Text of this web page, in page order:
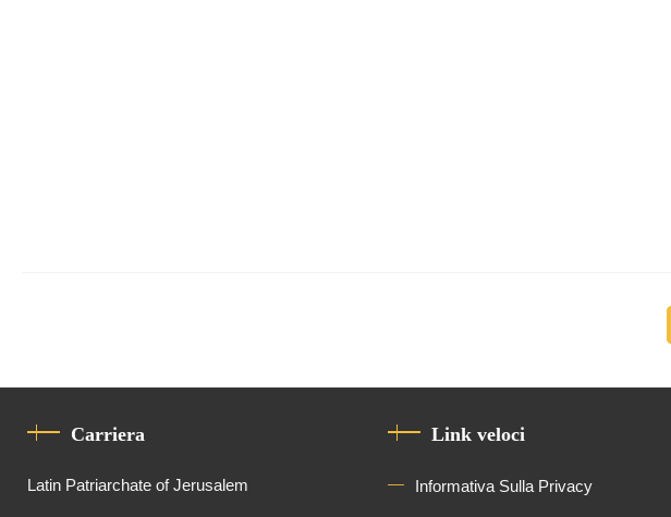
Carriera
Latin Patriarchate of Jerusalem
Link veloci
Informativa Sulla Privacy